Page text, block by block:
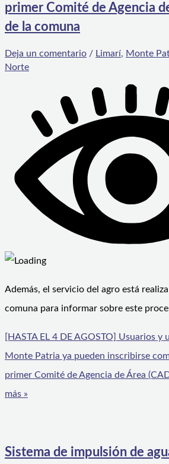
primer Comité de Agencia
de la comuna
Deja un comentario / Limarí, Monte
Norte
Además, el servicio del agro está
comuna para informar sobre este
[HASTA EL 4 DE AGOSTO] Usuarios y
Monte Patria ya pueden inscribirse
primer Comité de Agencia de Área
más »
Sistema de impulsión de